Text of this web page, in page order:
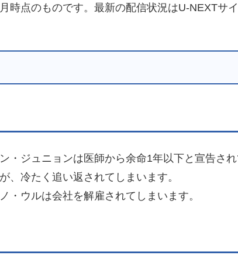
時点のものです。最新の配信状況はU-NEXTサ
・ジュニョンは医師から余命1年以下と宣告され
、冷たく追い返されてしまいます。
・ウルは会社を解雇されてしまいます。